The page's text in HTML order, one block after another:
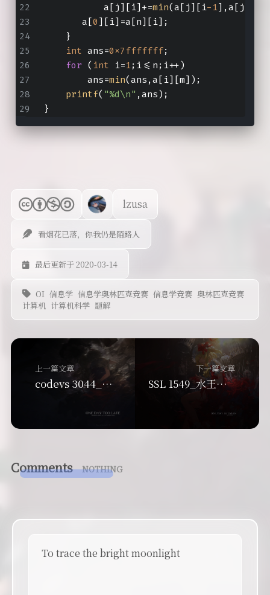
           a[j][i]+=
min(a[j][i-1],a[j
       a[
0 ][i]=a[n][i];
    }
int ans=0x7fffffff;
for ( int i=1;i<=n;i++)
        ans=
min(ans,a[i][m]);
printf( "%d\n" ,ans);
}
lzusa
看烟花已落，你我仍是陌路人
最后更新于 2020-03-14
OI 信息学 信息学奥林匹克竞赛 信息学竞赛 奥林匹克竞赛
计算机 计算机科学 题解
上一篇文章
codevs 3044_矩形面积求并_离散
下一篇文章
SSL 1549_水王争霸_排序
Comments NOTHING
To trace the bright moonlight